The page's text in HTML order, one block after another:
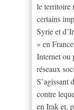
le territoire
certains
Syrie et
» en
Internet ou
réseaux
S’agissant
contre
en Irak et,